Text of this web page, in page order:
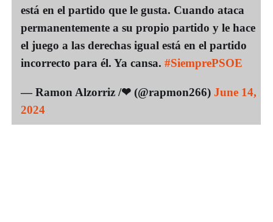
está en el partido que le gusta. Cuando ataca
permanentemente a su propio partido y le hace
el juego a las derechas igual está en el partido
incorrecto para él. Ya cansa. #SiemprePSOE
— Ramon Alzorriz /❤ (@rapmon266) June 14,
2024